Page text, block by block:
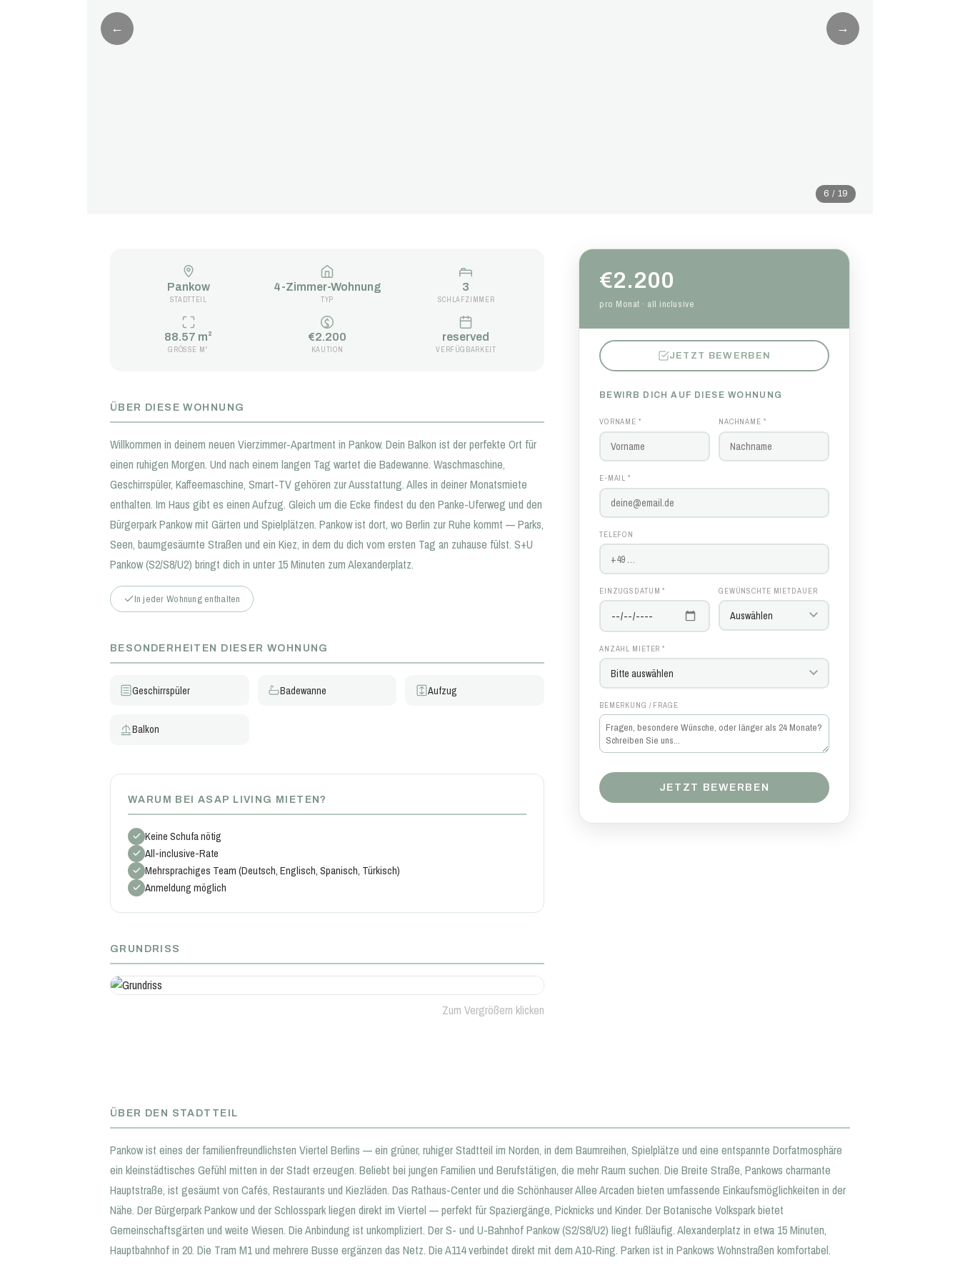
← →
6 / 19
Pankow
STADTTEIL
4-Zimmer-Wohnung
TYP
3
SCHLAFZIMMER
88.57 m²
GRÖSSE M²
€2.200
KAUTION
reserved
VERFÜGBARKEIT
ÜBER DIESE WOHNUNG
Willkommen in deinem neuen Vierzimmer-Apartment in Pankow. Dein Balkon ist der perfekte Ort für
einen ruhigen Morgen. Und nach einem langen Tag wartet die Badewanne. Waschmaschine,
Geschirrspüler, Kaffeemaschine, Smart-TV gehören zur Ausstattung. Alles in deiner Monatsmiete
enthalten. Im Haus gibt es einen Aufzug. Gleich um die Ecke findest du den Panke-Uferweg und den
Bürgerpark Pankow mit Gärten und Spielplätzen. Pankow ist dort, wo Berlin zur Ruhe kommt — Parks,
Seen, baumgesäumte Straßen und ein Kiez, in dem du dich vom ersten Tag an zuhause fülst. S+U
Pankow (S2/S8/U2) bringt dich in unter 15 Minuten zum Alexanderplatz.
In jeder Wohnung enthalten
BESONDERHEITEN DIESER WOHNUNG
Geschirrspüler Badewanne Aufzug
Balkon
WARUM BEI ASAP LIVING MIETEN?
Keine Schufa nötig
All-inclusive-Rate
Mehrsprachiges Team (Deutsch, Englisch, Spanisch, Türkisch)
Anmeldung möglich
GRUNDRISS
Zum Vergrößern klicken
€2.200
pro Monat · all inclusive
JETZT BEWERBEN
BEWIRB DICH AUF DIESE WOHNUNG
VORNAME * NACHNAME *
E-MAIL *
TELEFON
EINZUGSDATUM * GEWÜNSCHTE MIETDAUER
ANZAHL MIETER *
BEMERKUNG / FRAGE
JETZT BEWERBEN
ÜBER DEN STADTTEIL
Pankow ist eines der familienfreundlichsten Viertel Berlins — ein grüner, ruhiger Stadtteil im Norden, in dem Baumreihen, Spielplätze und eine entspannte Dorfatmosphäre
ein kleinstädtisches Gefühl mitten in der Stadt erzeugen. Beliebt bei jungen Familien und Berufstätigen, die mehr Raum suchen. Die Breite Straße, Pankows charmante
Hauptstraße, ist gesäumt von Cafés, Restaurants und Kiezläden. Das Rathaus-Center und die Schönhauser Allee Arcaden bieten umfassende Einkaufsmöglichkeiten in der
Nähe. Der Bürgerpark Pankow und der Schlosspark liegen direkt im Viertel — perfekt für Spaziergänge, Picknicks und Kinder. Der Botanische Volkspark bietet
Gemeinschaftsgärten und weite Wiesen. Die Anbindung ist unkompliziert. Der S- und U-Bahnhof Pankow (S2/S8/U2) liegt fußläufig. Alexanderplatz in etwa 15 Minuten,
Hauptbahnhof in 20. Die Tram M1 und mehrere Busse ergänzen das Netz. Die A114 verbindet direkt mit dem A10-Ring. Parken ist in Pankows Wohnstraßen komfortabel.